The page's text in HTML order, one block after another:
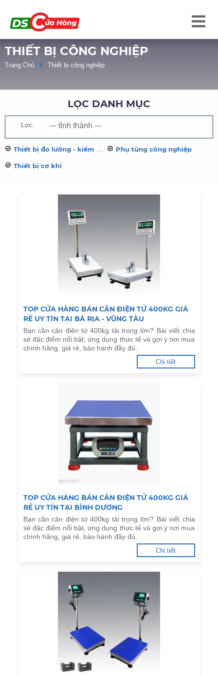
THIẾT BỊ CÔNG NGHIỆP
Trang Chủ Thiết bị công nghiệp
LỌC DANH MỤC
Lọc:
Thiết bị đo lường - kiểm tra Phụ tùng công nghiệp
Thiết bị cơ khí
TOP CỬA HÀNG BÁN CÂN ĐIỆN TỬ 400KG GIÁ
RẺ UY TÍN TẠI BÀ RỊA - VŨNG TÀU
Bạn cần cân điện tử 400kg tải trọng lớn? Bài viết chia
sẻ đặc điểm nổi bật, ứng dụng thực tế và gợi ý nơi mua
chính hãng, giá rẻ, bảo hành đầy đủ.
Chi tiết
TOP CỬA HÀNG BÁN CÂN ĐIỆN TỬ 400KG GIÁ
RẺ UY TÍN TẠI BÌNH DƯƠNG
Bạn cần cân điện tử 400kg tải trọng lớn? Bài viết chia
sẻ đặc điểm nổi bật, ứng dụng thực tế và gợi ý nơi mua
chính hãng, giá rẻ, bảo hành đầy đủ.
Chi tiết